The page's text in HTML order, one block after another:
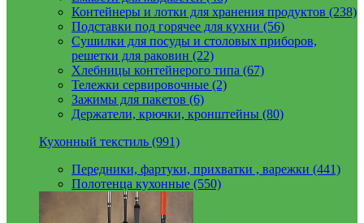
Контейнеры и лотки для хранения продуктов (238)
Подставки под горячее для кухни (56)
Сушилки для посуды и столовых приборов,
решетки для раковин (22)
Хлебницы контейнерого типа (67)
Тележки сервировочные (2)
Зажимы для пакетов (6)
Держатели, крючки, кронштейны (80)
Кухонный текстиль (991)
Передники, фартуки, прихватки , варежки (441)
Полотенца кухонные (550)